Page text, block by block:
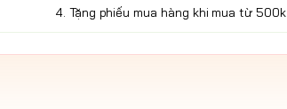
4. Tặng phiếu mua hàng khi mua từ 500k